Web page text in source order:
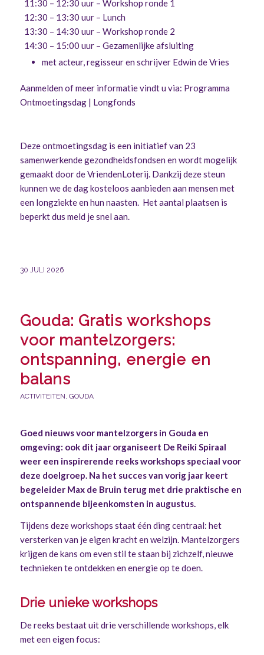
11:30 – 12:30 uur – Workshop ronde 1
12:30 – 13:30 uur – Lunch
13:30 – 14:30 uur – Workshop ronde 2
14:30 – 15:00 uur – Gezamenlijke afsluiting
met acteur, regisseur en schrijver Edwin de Vries
Aanmelden of meer informatie vindt u via: Programma
Ontmoetingsdag | Longfonds
Deze ontmoetingsdag is een initiatief van 23
samenwerkende gezondheidsfondsen en wordt mogelijk
gemaakt door de VriendenLoterij. Dankzij deze steun
kunnen we de dag kosteloos aanbieden aan mensen met
een longziekte en hun naasten.
Het aantal plaatsen is
beperkt dus meld je snel aan.
30 JULI 2026
Gouda: Gratis workshops
voor mantelzorgers:
ontspanning, energie en
balans
ACTIVITEITEN, GOUDA
Goed nieuws voor mantelzorgers in Gouda en
omgeving: ook dit jaar organiseert De Reiki Spiraal
weer een inspirerende reeks workshops speciaal voor
deze doelgroep. Na het succes van vorig jaar keert
begeleider Max de Bruin terug met drie praktische en
ontspannende bijeenkomsten in augustus.
Tijdens deze workshops staat één ding centraal: het
versterken van je eigen kracht en welzijn. Mantelzorgers
krijgen de kans om even stil te staan bij zichzelf, nieuwe
technieken te ontdekken en energie op te doen.
Drie unieke workshops
De reeks bestaat uit drie verschillende workshops, elk
met een eigen focus: